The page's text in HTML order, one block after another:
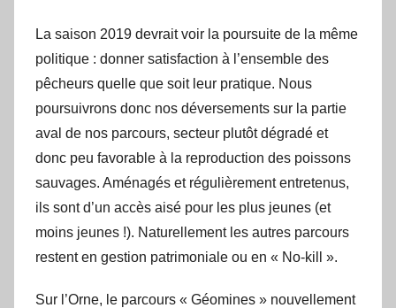
La saison 2019 devrait voir la poursuite de la même
politique : donner satisfaction à l’ensemble des
pêcheurs quelle que soit leur pratique. Nous
poursuivrons donc nos déversements sur la partie
aval de nos parcours, secteur plutôt dégradé et
donc peu favorable à la reproduction des poissons
sauvages. Aménagés et régulièrement entretenus,
ils sont d’un accès aisé pour les plus jeunes (et
moins jeunes !). Naturellement les autres parcours
restent en gestion patrimoniale ou en « No-kill ».
Sur l’Orne, le parcours « Géomines » nouvellement